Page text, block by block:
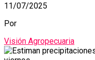
11/07/2025
Por
Visión Agropecuaria